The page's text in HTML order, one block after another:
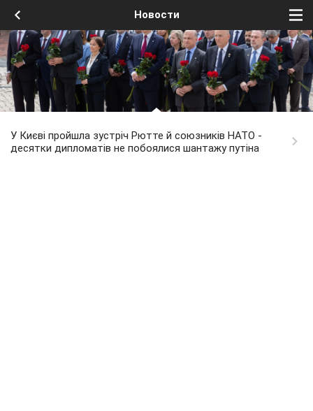
Новости
У Києві пройшла зустріч Рютте й союзників НАТО -
десятки дипломатів не побоялися шантажу путіна